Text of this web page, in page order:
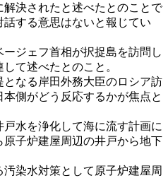
決されたと述べたとのことで
する意思はないと報じてい
ジェフ首相が択捉島を訪問し
て述べたとのこと。
なる岸田外務大臣のロシア訪
側がどう反応するかが焦点と
水を浄化して海に流す計画に
子炉建屋周辺の井戸から地下
染水対策として原子炉建屋周